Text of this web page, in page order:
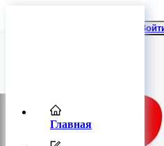
Главная